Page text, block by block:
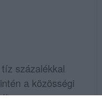
százalékkal
a közösségi